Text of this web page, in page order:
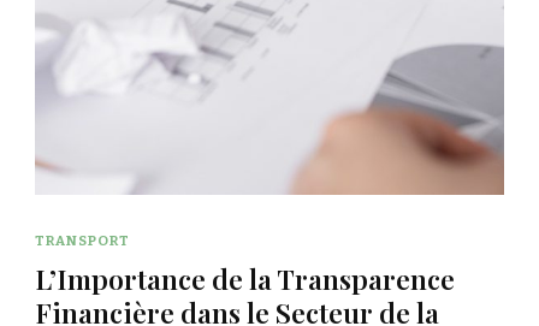
TRANSPORT
L’Importance de la Transparence
Financière dans le Secteur de la